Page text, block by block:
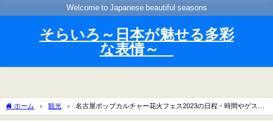
Welcome to Japanese beautiful seasons
そらいろ～日本が魅せる多彩
な表情～
ホーム 観光
名古屋ポップカルチャー花火フェス2023の日程・時間やゲスト
は？場所や駐車場やアクセスは？